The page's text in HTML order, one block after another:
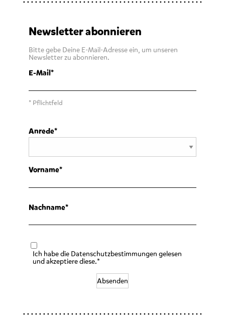
Newsletter abonnieren
Bitte gebe Deine E-Mail-Adresse ein, um unseren
Newsletter zu abonnieren.
E-Mail
* Pflichtfeld
Anrede
Vorname
Nachname
Ich habe die Datenschutzbestimmungen gelesen
und akzeptiere diese.*
Absenden